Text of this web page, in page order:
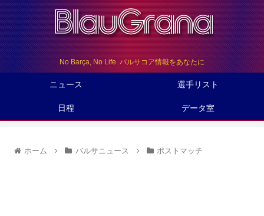
No Barça, No Life. バルサコア情報をあなたに
ニュース 選手リスト
日程 データ室
ホーム バルサニュース ポストマッチ